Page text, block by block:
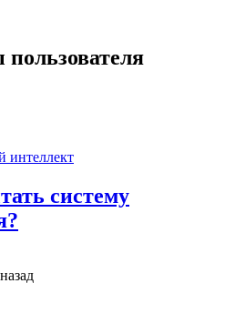
пользователя
интеллект
систему